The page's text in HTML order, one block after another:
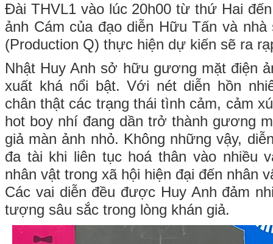
Đài THVL1 vào lúc 20h00 từ thứ Hai
ảnh Cám của đạo diễn Hữu Tấn và nhà
(Production Q) thực hiện dự kiến sẽ ra
Nhật Huy Anh sở hữu gương mặt điện
xuất khá nổi bật. Với nét diễn hồn
chân thật các trạng thái tình cảm, cảm
hot boy nhí đang dần trở thành gương
giả màn ảnh nhỏ. Không những vậy,
đa tài khi liên tục hoá thân vào nhiều
nhân vật trong xã hội hiện đại đến nhân
Các vai diễn đều được Huy Anh đảm
tượng sâu sắc trong lòng khán giả.